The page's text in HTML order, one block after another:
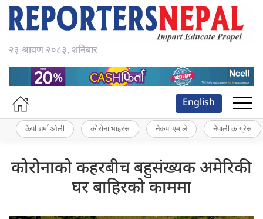
२३ श्रावण २०८३, शनिबार
English
केपी शर्मा ओली कोरोना भाइरस नेकपा एमाले नेपाली कांग्रेस
कोरोनाको कहरबीच बहुसंख्यक अमेरिकी
घर बाहिरको काममा